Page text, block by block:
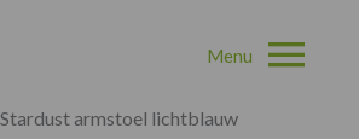
Stardust armstoel lichtblauw